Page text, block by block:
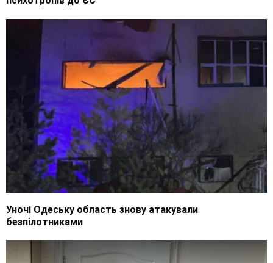
Уночі Одеську область знову атакували
безпілотниками